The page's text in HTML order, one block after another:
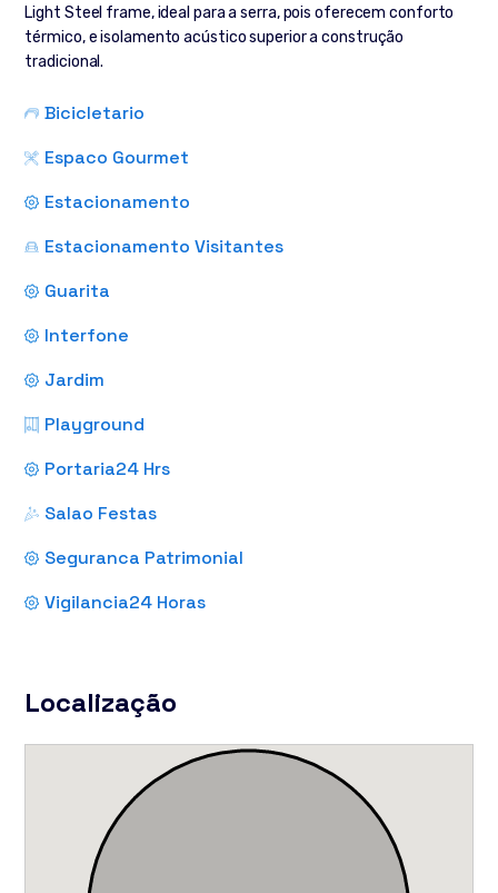
Light Steel frame, ideal para a serra, pois oferecem conforto
térmico, e isolamento acústico superior a construção
tradicional.
Bicicletario
Espaco Gourmet
Estacionamento
Estacionamento Visitantes
Guarita
Interfone
Jardim
Playground
Portaria24 Hrs
Salao Festas
Seguranca Patrimonial
Vigilancia24 Horas
Localização